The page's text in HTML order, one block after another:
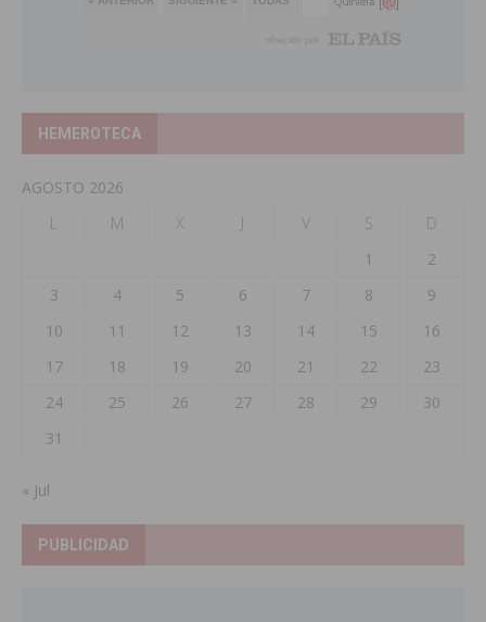
HEMEROTECA
AGOSTO 2026
L
M X J V S
D
1
2
3
4 5 6 7 8
9
10
11 12 13 14 15
16
17
18 19 20 21 22
23
24
25 26 27 28 29
30
31
« Jul
PUBLICIDAD